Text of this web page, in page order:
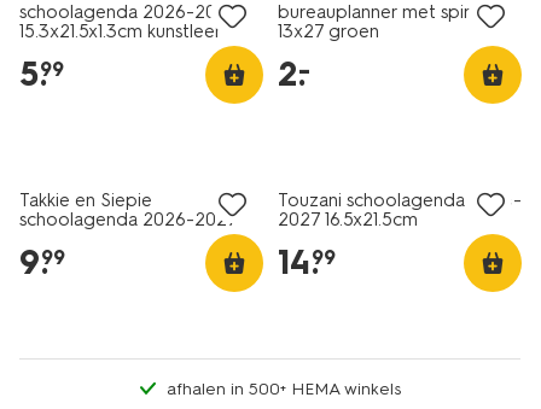
schoolagenda 2026-2027
15.3x21.5x1.3cm kunstleer
5.
99
bureauplanner met spiraal
13x27 groen
2.
–
Takkie en Siepie
schoolagenda 2026-2027
9.
99
Touzani schoolagenda 2026-
2027 16.5x21.5cm
14.
99
afhalen in 500+ HEMA winkels